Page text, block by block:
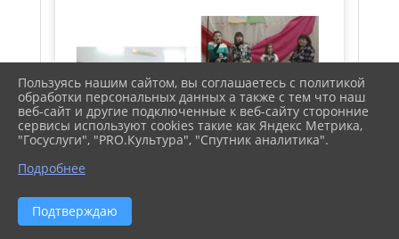
Пользуясь нашим сайтом, вы соглашаетесь с политикой
обработки персональных данных а также с тем что наш
веб-сайт и другие подключенные к веб-сайту сторонние
сервисы используют cookies такие как Яндекс Метрика,
"Госуслуги", "PRO.Культура", "Спутник аналитика".
Подробнее
Подтверждаю